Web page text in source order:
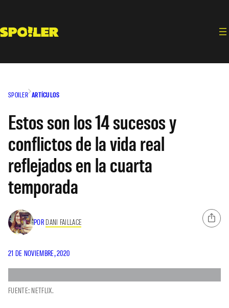
contenido
SPOILER ARTÍCULOS
Estos son los 14 sucesos y
conflictos de la vida real
reflejados en la cuarta
temporada
POR DANI FAILLACE
21 DE NOVIEMBRE, 2020
FUENTE: NETFLIX.